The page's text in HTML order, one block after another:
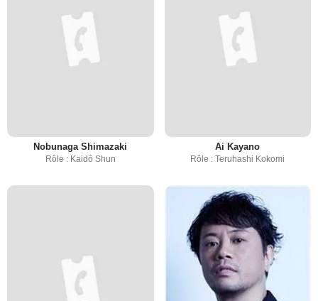
Nobunaga Shimazaki
Rôle : Kaidô Shun
Ai Kayano
Rôle : Teruhashi Kokomi